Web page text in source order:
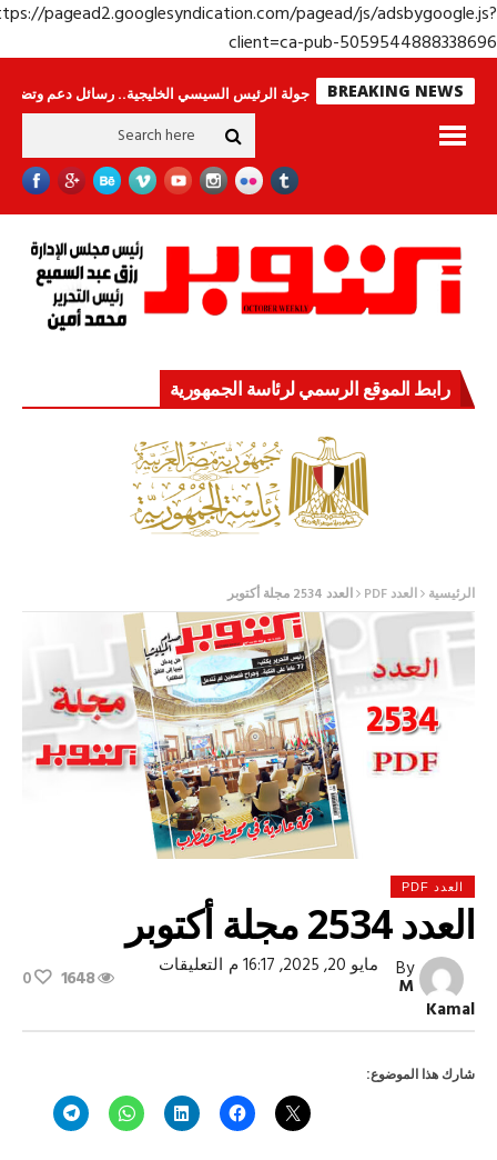
https://pagead2.googlesyndication.com/pagead/js/
client=ca-pub-
BREAKING NEWS
لا ينامون جولة الرئيس السيسي الخليجية.. رسائل دعم وتضامن للأشقاء
رابط الموقع الرسمي لرئاسة الجمهورية
الرئيسية العدد PDF العدد 2534 مجلة أكتوبر
العدد PDF
العدد 2534 مجلة أكتوبر
By
M
Kamal
مايو 20, 2025, 16:17 م التعليقاتعلى
أكتوبر
1648
0
شارك هذا الموضوع: